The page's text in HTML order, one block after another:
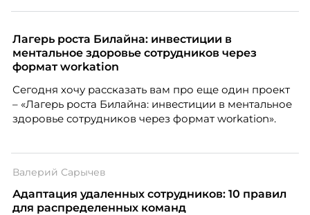
благодарности и публичного признания.
Лагерь роста Билайна: инвестиции в
ментальное здоровье сотрудников через
формат workation
Сегодня хочу рассказать вам про еще один проект
– «Лагерь роста Билайна: инвестиции в ментальное
здоровье сотрудников через формат workation».
Валерий Сарычев
Адаптация удаленных сотрудников: 10 правил
для распределенных команд